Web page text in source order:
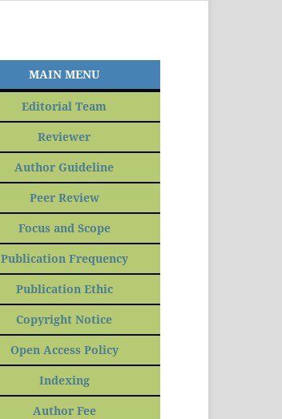
MAIN MENU
Editorial Team
Reviewer
Author Guideline
Peer Review
Focus and Scope
Publication Frequency
Publication Ethic
Copyright Notice
Open Access Policy
Indexing
Author Fee